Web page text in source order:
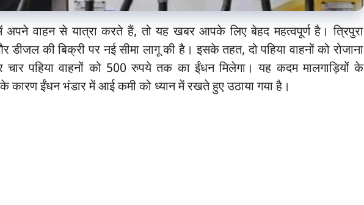
अपने वाहन से यात्रा करते हैं, तो यह खबर आपके लिए बेहद महत्वपूर्ण है। त्रिपुरा
की बिक्री पर नई सीमा लागू की है। इसके तहत, दो पहिया वाहनों को रोजाना
पहिया वाहनों को 500 रुपये तक का ईंधन मिलेगा। यह कदम मालगाड़ियों के
कारण ईंधन भंडार में आई कमी को ध्यान में रखते हुए उठाया गया है।